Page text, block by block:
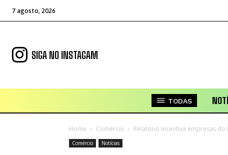
7 agosto, 2026
SIGA NO INSTAGAM
TODAS
Home Comércio Relatório incentiva empresas do
Comércio Notícias